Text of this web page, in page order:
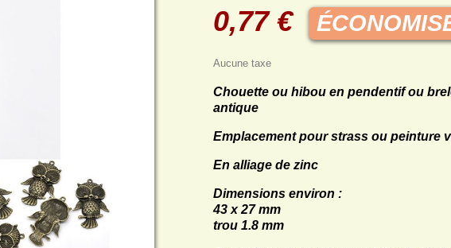
0,77 €
Aucune taxe
Chouette ou hibou en pendentif ou
antique
Emplacement pour strass ou peinture
En alliage de zinc
Dimensions environ :
43 x 27 mm
trou 1.8 mm